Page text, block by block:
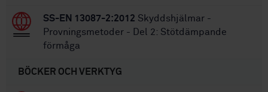
SS-EN 13087-2:2012 Skyddshjälmar -
Provningsmetoder - Del 2: Stötdämpande
förmåga
BÖCKER OCH VERKTYG